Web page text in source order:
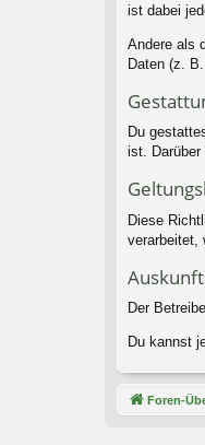
ist dabei
Andere als
Daten (z.
Du
ist.
Diese
verarbeitet,
Der
Du kannst
Foren-